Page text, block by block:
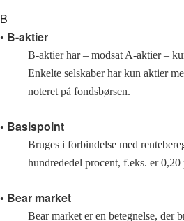
B
• B-aktier
B-aktier har – modsat A-aktier –
Enkelte selskaber har kun aktier
noteret på fondsbørsen.
• Basispoint
Bruges i forbindelse med
hundrededel procent, f.eks. er
• Bear market
Bear market er en betegnelse, der